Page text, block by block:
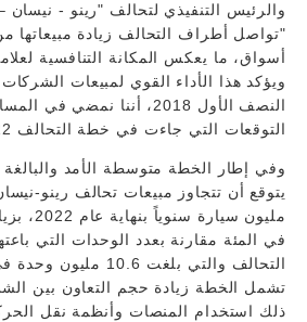
والرئيس التنفيذي لتحالف "رينو -
"تواصل أطراف التحالف زيادة
أسواق، ما يعكس المكانة التنافسية
ويؤكد هذا الأداء القوي لمبيعات
النصف الأول 2018، أننا
التوقعات التي جاءت في خطة التحالف 2022 متوسطة الأمد."
وفي إطار الخطة متوسطة الأمد
في المئة مقارنة بعدد الوحدات التي
تشمل الخطة زيادة حجم التعاون بين
ذلك استخدام المنصات وأنظمة نقل